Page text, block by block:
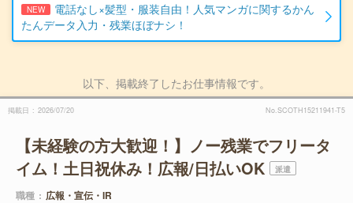
NEW
電話なし×髪型・服装自由！人気マンガに関するかん
たんデータ入力・残業ほぼナシ！
以下、掲載終了したお仕事情報です。
掲載日 2026/07/20 No.SCOTH15211941-T5
【未経験の方大歓迎！】ノー残業でフリータ
イム！土日祝休み！広報/日払いOK
派遣
職種
広報・宣伝・IR